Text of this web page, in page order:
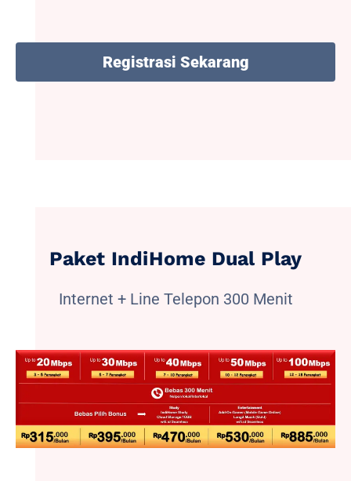
Registrasi Sekarang
Paket IndiHome Dual Play
Internet + Line Telepon 300 Menit